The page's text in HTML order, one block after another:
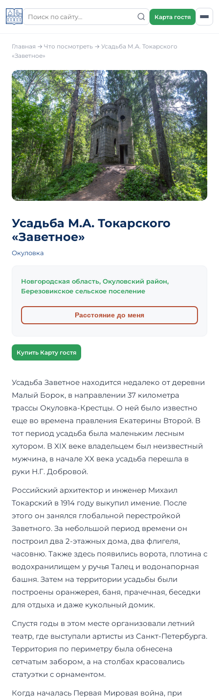
Карта гостя
Главная → Что посмотреть → Усадьба М.А. Токарского
«Заветное»
Усадьба М.А. Токарского
«Заветное»
Окуловка
Новгородская область, Окуловский район,
Березовикское сельское поселение
Расстояние до меня
Купить Карту гостя
Усадьба Заветное находится недалеко от деревни
Малый Борок, в направлении 37 километра
трассы Окуловка-Крестцы. О ней было известно
еще во времена правления Екатерины Второй. В
тот период усадьба была маленьким лесным
хутором. В XIX веке владельцем был неизвестный
мужчина, в начале XX века усадьба перешла в
руки Н.Г. Добровой.
Российский архитектор и инженер Михаил
Токарский в 1914 году выкупил имение. После
этого он занялся глобальной перестройкой
Заветного. За небольшой период времени он
построил два 2-этажных дома, два флигеля,
часовню. Также здесь появились ворота, плотина с
водохранилищем у ручья Талец и водонапорная
башня. Затем на территории усадьбы были
построены оранжерея, баня, прачечная, беседки
для отдыха и даже кукольный домик.
Спустя годы в этом месте организовали летний
театр, где выступали артисты из Санкт-Петербурга.
Территория по периметру была обнесена
сетчатым забором, а на столбах красовались
статуэтки с орнаментом.
Когда началась Первая Мировая война, при